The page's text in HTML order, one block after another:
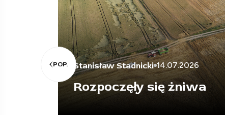
POP.
70 uczniów
wakacje. Były
podziękowania
i wzruszające
pożegnanie